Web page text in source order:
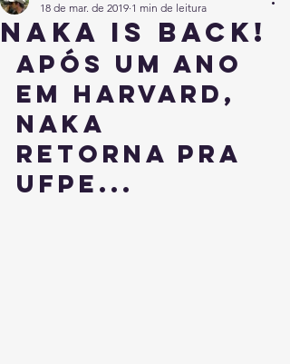
Naka is back!
18 de mar. de 2019 1 min de leitura
Após um ano
em Harvard,
Naka
retorna pra
UFPE...